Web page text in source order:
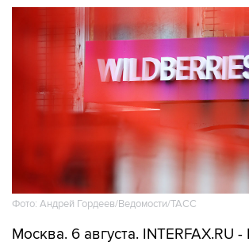
Фото: Андрей Гордеев/Ведомости/ТАСС
Москва. 6 августа. INTERFAX.RU